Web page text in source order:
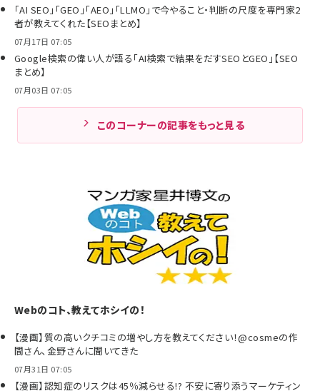
「AI SEO」「GEO」「AEO」「LLMO」で今やること・判断の尺度を専門家2
者が教えてくれた【SEOまとめ】
07月17日 07:05
Google検索の偉い人が語る「AI検索で結果をだすSEOとGEO」【SEO
まとめ】
07月03日 07:05
このコーナーの記事をもっと見る
Webのコト、教えてホシイの！
【漫画】質の高いクチコミの増やし方を教えてください！@cosmeの作
間さん、金野さんに聞いてきた
07月31日 07:05
【漫画】認知症のリスクは45％減らせる!? 不安に寄り添うマーケティン